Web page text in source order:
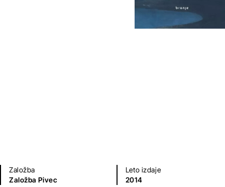
Založba
Založba Pivec
Leto izdaje
2014